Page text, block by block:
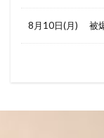
8月10日(月) 被爆